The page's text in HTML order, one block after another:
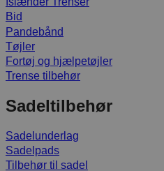
Bid
Pandebånd
Tøjler
Fortøj og hjælpetøjler
Trense tilbehør
Sadeltilbehør
Sadelunderlag
Sadelpads
Tilbehør til sadel